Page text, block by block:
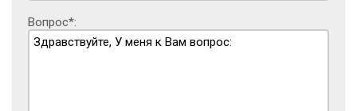
Вопрос*: